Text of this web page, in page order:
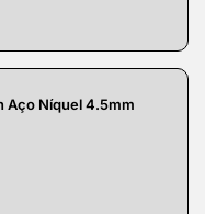
Aço Níquel 4.5mm